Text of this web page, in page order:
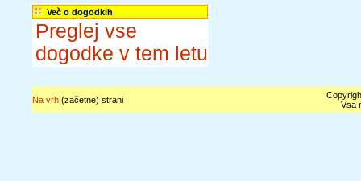
Več o dogodkih
Preglej vse
dogodke v tem letu
Na vrh(začetne) strani
Vsa